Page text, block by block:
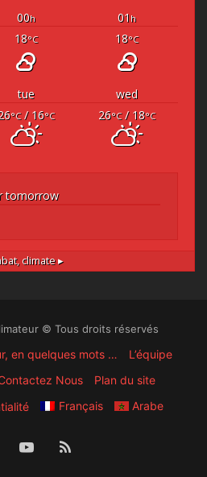
00h 01 h
18°C 18°C
tue
wed
°C/ 16°C 26°C/ 18°C
tomorrow
climate ▸
© Tous droits réservés
en quelques mots …
L’équipe
Nous
Plan du site
Français Arabe
FacebookYouTube